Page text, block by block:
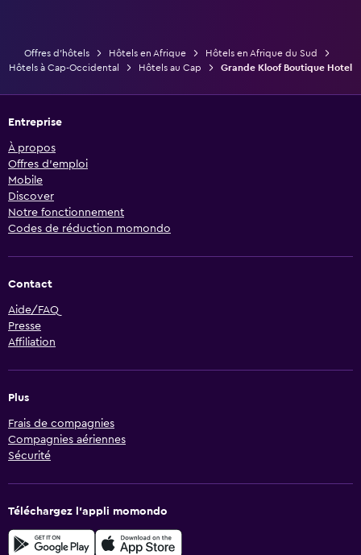
Offres d’hôtels Hôtels en Afrique
Hôtels en Afrique du Sud
Hôtels à Cap-Occidental
Hôtels au Cap Grande Kloof Boutique Hotel
Entreprise
À propos
Offres d’emploi
Mobile
Discover
Notre fonctionnement
Codes de réduction momondo
Contact
Aide/FAQ
Presse
Affiliation
Plus
Frais de compagnies
Compagnies aériennes
Sécurité
Téléchargez l’appli momondo